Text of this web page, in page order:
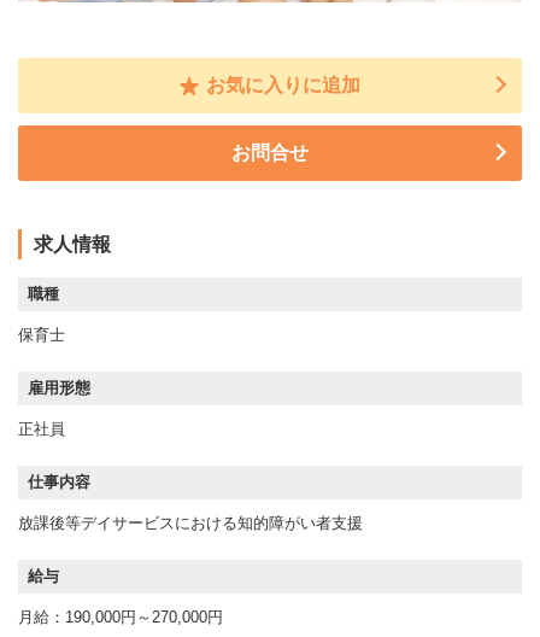
お気に入りに追加
お問合せ
求人情報
職種
保育士
雇用形態
正社員
仕事内容
放課後等デイサービスにおける知的障がい者支援
給与
月給：190,000円～270,000円